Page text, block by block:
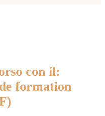
con il:
formation